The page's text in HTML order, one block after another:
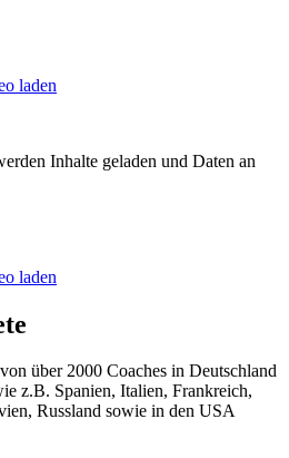
laden
Inhalte geladen und Daten an
laden
über 2000 Coaches in Deutschland
z.B. Spanien, Italien, Frankreich,
Russland sowie in den USA